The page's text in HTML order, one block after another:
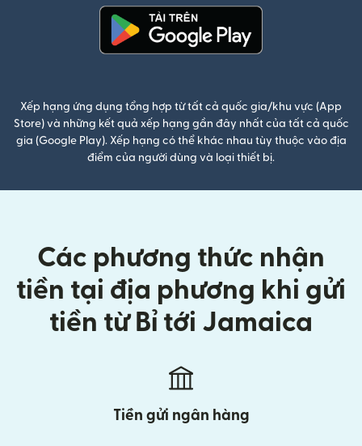
Xếp hạng ứng dụng tổng hợp từ tất cả quốc gia/khu vực (App
Store) và những kết quả xếp hạng gần đây nhất của tất cả quốc
gia (Google Play). Xếp hạng có thể khác nhau tùy thuộc vào địa
điểm của người dùng và loại thiết bị.
Các phương thức nhận
tiền tại địa phương khi gửi
tiền từ Bỉ tới Jamaica
Tiền gửi ngân hàng